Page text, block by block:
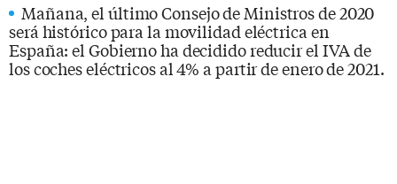
Mañana, el último Consejo de Ministros de 2020
será histórico para la movilidad eléctrica en
España: el Gobierno ha decidido reducir el IVA de
los coches eléctricos al 4% a partir de enero de 2021.